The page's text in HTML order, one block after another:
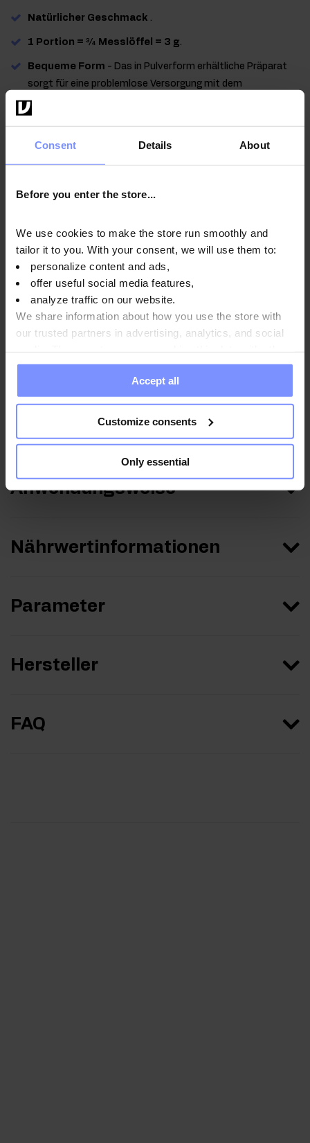
Consent Details About
Before you enter the store...
We use cookies to make the store run smoothly and
tailor it to you. With your consent, we will use them to:
personalize content and ads,
offer useful social media features,
analyze traffic on our website.
We share information about how you use the store with
our trusted partners in advertising, analytics, and social
information you have provided to them or that they have
collected when you use their services. Do you agree?
Accept all
Customize consents
Only essential
Natürlicher Geschmack .
1 Portion = ¾ Messlöffel = 3 g.
Bequeme Form - Das in Pulverform erhältliche Präparat
sorgt für eine problemlose Versorgung mit dem
Nahrungsergänzungsmittel und ist perfekt für Menschen,
die Schwierigkeiten beim Schlucken von Tabletten haben.
Qualität laborbestätigt
Im Interesse der Gesundheit unserer Kunden unterliegen
Untersuchungen in einem unabhängigen akkreditierten
Labor, um höchste Qualität zu gewährleisten und
aufrechtzuerhalten.
OstroVit Creatine Monohydrate - Mikrobiologische
analyse 26.04.2024
Anwendungsweise
Nährwertinformationen
Parameter
Hersteller
FAQ